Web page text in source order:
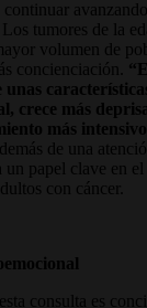
tumores de la
volumen de
concienciación.
crece más
más
de una
papel clave en
con cáncer.
consulta es